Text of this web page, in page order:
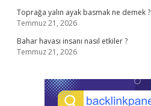
Toprağa yalın ayak basmak ne demek ?
Temmuz 21, 2026
Bahar havası insanı nasıl etkiler ?
Temmuz 21, 2026